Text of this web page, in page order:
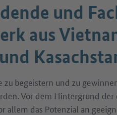
und
aus
begeistern und zu
Vor dem Hintergrund
allem das Potenzial an